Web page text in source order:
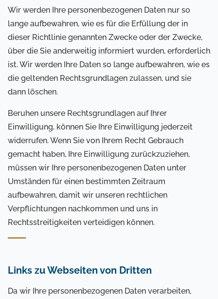
Wir werden Ihre personenbezogenen Daten nur so
lange aufbewahren, wie es für die Erfüllung der in
dieser Richtlinie genannten Zwecke oder der Zwecke,
über die Sie anderweitig informiert wurden, erforderlich
ist. Wir werden Ihre Daten so lange aufbewahren, wie es
die geltenden Rechtsgrundlagen zulassen, und sie
dann löschen.
Beruhen unsere Rechtsgrundlagen auf Ihrer
Einwilligung, können Sie Ihre Einwilligung jederzeit
widerrufen. Wenn Sie von Ihrem Recht Gebrauch
gemacht haben, Ihre Einwilligung zurückzuziehen,
müssen wir Ihre personenbezogenen Daten unter
Umständen für einen bestimmten Zeitraum
aufbewahren, damit wir unseren rechtlichen
Verpflichtungen nachkommen und uns in
Rechtsstreitigkeiten verteidigen können.
Links zu Webseiten von Dritten
Da wir Ihre personenbezogenen Daten verarbeiten,